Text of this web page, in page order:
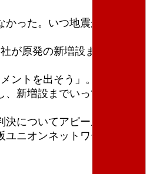
った。いつ地震があって
が原発の新増設まで考えて
ントを出そう」。
新増設までいっている。
についてアピールがあ
ニオンネットワーク）が